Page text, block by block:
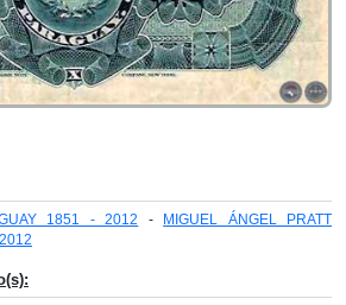
1851 - 2012 - MIGUEL ÁNGEL PRATT